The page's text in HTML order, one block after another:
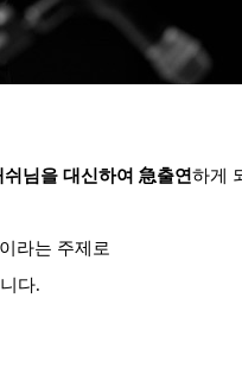
쉬님을 대신하여 急출연하게
라는 주제로
다.